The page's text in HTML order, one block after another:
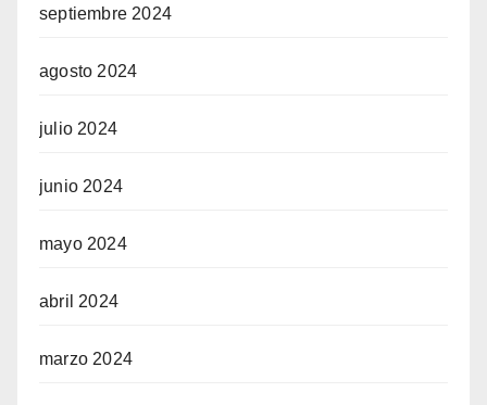
septiembre 2024
agosto 2024
julio 2024
junio 2024
mayo 2024
abril 2024
marzo 2024